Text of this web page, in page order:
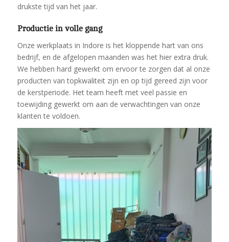
drukste tijd van het jaar.
Productie in volle gang
Onze werkplaats in Indore is het kloppende hart van ons
bedrijf, en de afgelopen maanden was het hier extra druk.
We hebben hard gewerkt om ervoor te zorgen dat al onze
producten van topkwaliteit zijn en op tijd gereed zijn voor
de kerstperiode. Het team heeft met veel passie en
toewijding gewerkt om aan de verwachtingen van onze
klanten te voldoen.